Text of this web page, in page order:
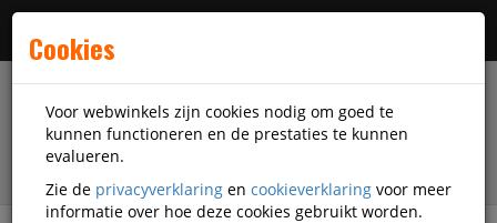
Cookies
Voor webwinkels zijn cookies nodig om goed te
kunnen functioneren en de prestaties te kunnen
evalueren.
Zie de privacyverklaring en cookieverklaring voor meer
informatie over hoe deze cookies gebruikt worden.